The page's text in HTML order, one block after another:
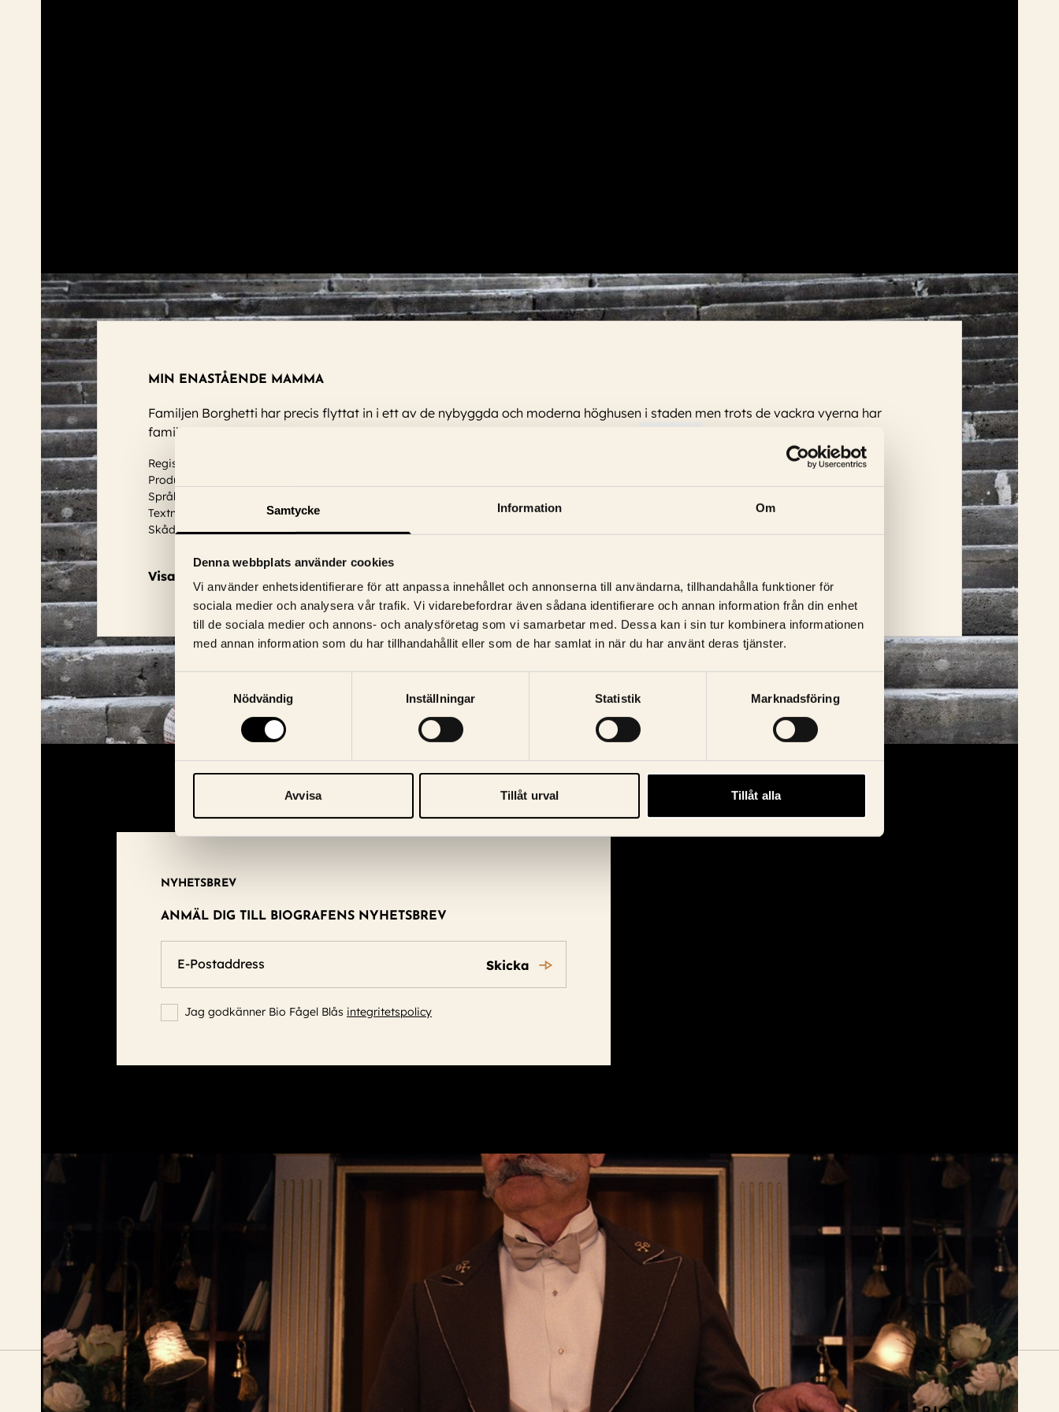
Samtycke Information Om
Denna webbplats använder cookies
Vi använder enhetsidentifierare för att anpassa innehållet och annonserna till användarna, tillhandahålla funktioner för
sociala medier och analysera vår trafik. Vi vidarebefordrar även sådana identifierare och annan information från din enhet
till de sociala medier och annons- och analysföretag som vi samarbetar med. Dessa kan i sin tur kombinera informationen
med annan information som du har tillhandahållit eller som de har samlat in när du har använt deras tjänster.
Nödvändig
Inställningar Statistik Marknadsföring
Avvisa Tillåt urval Tillåt alla
MIN ENASTÅENDE MAMMA
Familjen Borghetti har precis flyttat in i ett av de nybyggda och moderna höghusen i staden men trots de vackra vyerna har
familjen börjat glida isär. Claras kärlek till sina barn är oändlig men relationen till
Regissör: Emanuele Crialese
Produktionsår: 2022
Språk: Italienska
Textning: Svensk
Skådespelare:Penélope Cruz
Visa trailer
NYHETSBREV
ANMÄL DIG TILL BIOGRAFENS NYHETSBREV
Skicka
Jag godkänner Bio Fågel Blås integritetspolicy